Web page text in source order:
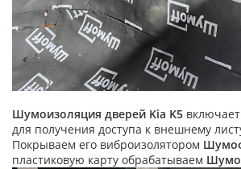
Шумоизоляция дверей Kia K5
для получения доступа к внешнему
Покрываем его виброизолятором
пластиковую карту обрабатываем